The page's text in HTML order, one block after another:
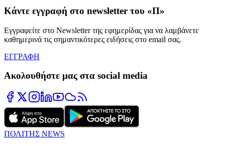
Κάντε εγγραφή στο newsletter του «Π»
Εγγραφείτε στο Newsletter της εφημερίδας για να λαμβάνετε
καθημερινά τις σημαντικότερες ειδήσεις στο email σας.
ΕΓΓΡΑΦΗ
Ακολουθήστε μας στα social media
ΠΟΛΙΤΗΣ NEWS